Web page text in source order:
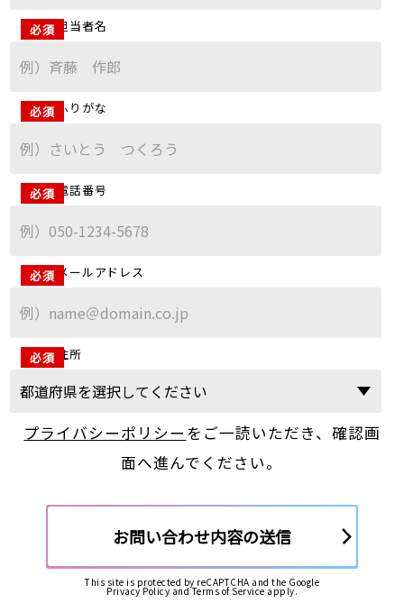
担当者名
ふりがな
電話番号
メールアドレス
住所
プライバシーポリシー をご一読いただき、確認画
面へ進んでください。
お問い合わせ内容の送信
This site is protected by reCAPTCHA and the Google
Privacy PolicyandTerms of Serviceapply.